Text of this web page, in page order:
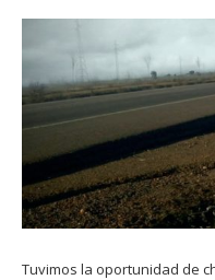
Tuvimos la oportunidad de